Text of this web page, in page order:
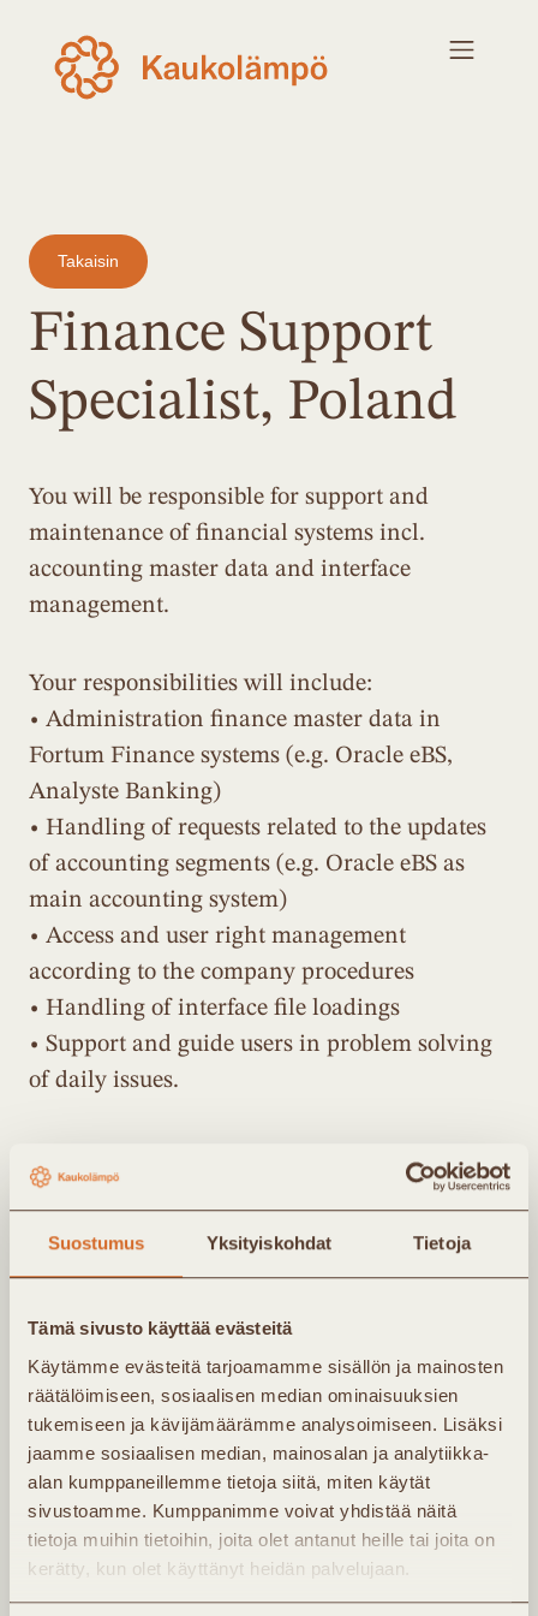
Suostumus Yksityiskohdat Tietoja
Tämä sivusto käyttää evästeitä
Käytämme evästeitä tarjoamamme sisällön ja mainosten
räätälöimiseen, sosiaalisen median ominaisuuksien
tukemiseen ja kävijämäärämme analysoimiseen. Lisäksi
jaamme sosiaalisen median, mainosalan ja analytiikka-
alan kumppaneillemme tietoja siitä, miten käytät
sivustoamme. Kumppanimme voivat yhdistää näitä
tietoja muihin tietoihin, joita olet antanut heille tai joita on
kerätty, kun olet käyttänyt heidän palvelujaan.
Takaisin
Finance Support
Specialist, Poland
You will be responsible for support and
maintenance of financial systems incl.
accounting master data and interface
management.
Your responsibilities will include:
• Administration finance master data in
Fortum Finance systems (e.g. Oracle eBS,
Analyste Banking)
• Handling of requests related to the updates
of accounting segments (e.g. Oracle eBS as
main accounting system)
• Access and user right management
according to the company procedures
• Handling of interface file loadings
• Support and guide users in problem solving
of daily issues.
uutiskirjeemme
Kaukolämpö Ry:n uutiskirje lähetetään noin 4
kertaa vuodessa. Kirjeessä saat tietoa
yhdistyksen uutisista ja tapahtumista. Jäsenet
saavat lisäksi noin kerran kuukaudessa